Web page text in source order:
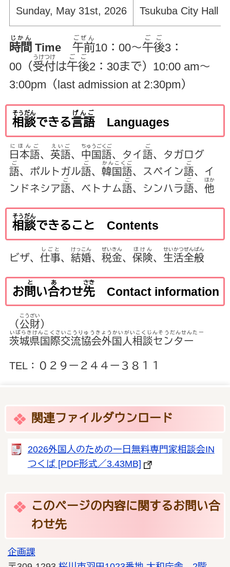
Sunday, May 31st, 2026 Tsukuba City Hall
時間
じかん
Time 午前
ごぜん
10：00～午後
ごご
3：
00（受付
うけつけ
は午後
ごご
2：30まで）10:00 am～
3:00pm（last admission at 2:30pm）
相談
そうだん
できる言語
げんご
Languages
日本語
にほんご
、 英語
えいご
、 中国語
ちゅうごくご
、タイ語
ご
、タガログ
語
ご
、ポルトガル語
ご
、 韓国語
かんこくご
、スペイン語
ご
、イ
ンドネシア語
ご
、ベトナム語
ご
、シンハラ語
ご
、 他
ほか
相談
そうだん
できること Contents
ビザ、 仕事
しごと
、 結婚
けっこん
、 税金
ぜいきん
、 保険
ほけん
、 生活全般
せいかつぜんぱん
お問
と
い合
あ
わせ先
さき
Contact information
（公財
こうざい
）
茨城県国際交流協会外国人相談センター
いばらきけんこくさいこうりゅうきょうかいがいこくじんそうだんせんたー
TEL：０２９ー２４４ー３８１１
関連ファイルダウンロード
2026外国人のための一日無料専門家相談会IN
つくば [PDF形式／3.43MB]
このページの内容に関するお問い合
わせ先
企画課